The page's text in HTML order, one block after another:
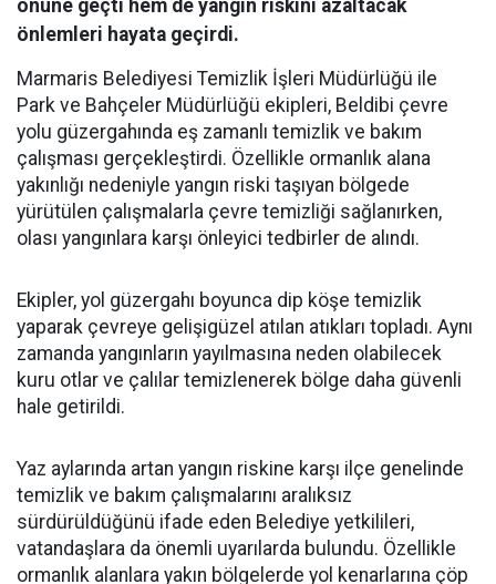
önüne geçti hem de yangın riskini azaltacak
önlemleri hayata geçirdi.
Marmaris Belediyesi Temizlik İşleri Müdürlüğü ile
Park ve Bahçeler Müdürlüğü ekipleri, Beldibi çevre
yolu güzergahında eş zamanlı temizlik ve bakım
çalışması gerçekleştirdi. Özellikle ormanlık alana
yakınlığı nedeniyle yangın riski taşıyan bölgede
yürütülen çalışmalarla çevre temizliği sağlanırken,
olası yangınlara karşı önleyici tedbirler de alındı.
Ekipler, yol güzergahı boyunca dip köşe temizlik
yaparak çevreye gelişigüzel atılan atıkları topladı. Aynı
zamanda yangınların yayılmasına neden olabilecek
kuru otlar ve çalılar temizlenerek bölge daha güvenli
hale getirildi.
Yaz aylarında artan yangın riskine karşı ilçe genelinde
temizlik ve bakım çalışmalarını aralıksız
sürdürüldüğünü ifade eden Belediye yetkilileri,
vatandaşlara da önemli uyarılarda bulundu. Özellikle
ormanlık alanlara yakın bölgelerde yol kenarlarına çöp